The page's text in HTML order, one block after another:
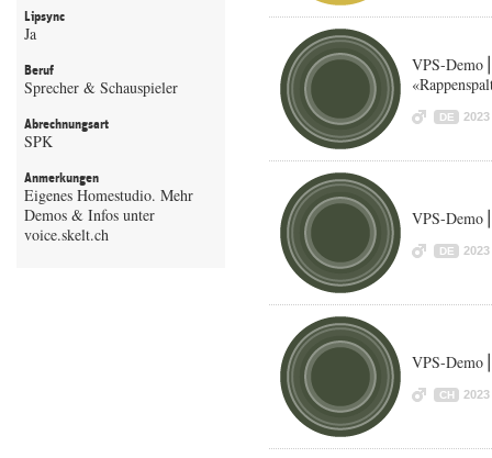
Lipsync
Ja
Beruf
Sprecher & Schauspieler
Abrechnungsart
SPK
Anmerkungen
Eigenes Homestudio. Mehr
Demos & Infos unter
voice.skelt.ch
VPS-
DE 2023
VPS-
DE 2023
VPS-
CH 2023